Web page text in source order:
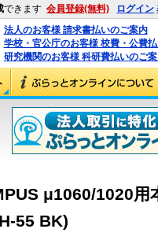
できます 会員登録(無料) ログイン
法人のお客様 請求書払いのご案内
学校・官公庁のお客様 校費・公費
研究機関のお客様 科研費払いのご
μ1060/1020
55 BK)